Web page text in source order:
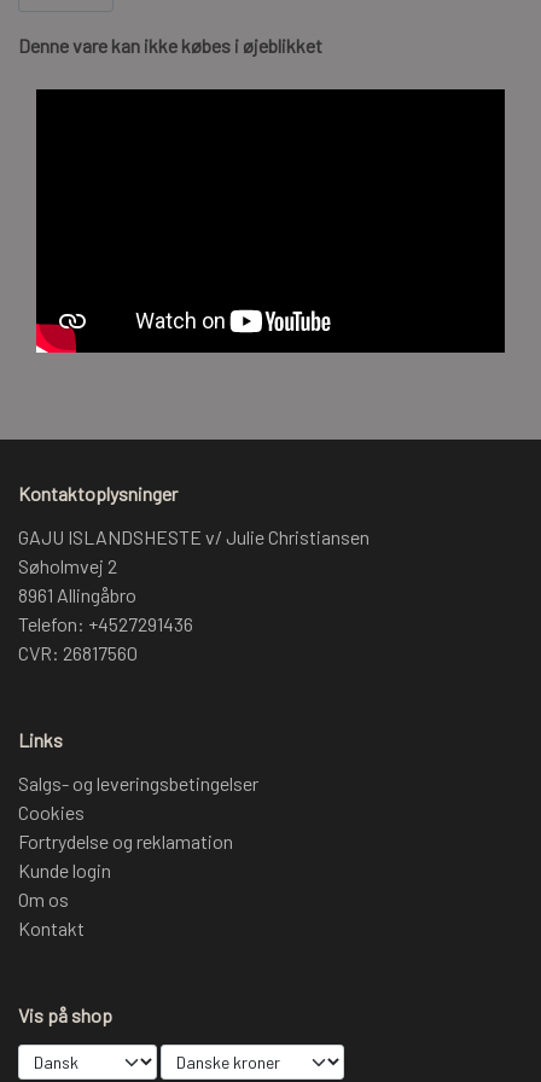
Vilje: Medium+
Denne vare kan ikke købes i øjeblikket
Kontaktoplysninger
GAJU ISLANDSHESTE v/ Julie Christiansen
Søholmvej 2
8961 Allingåbro
Telefon: +4527291436
CVR: 26817560
Links
Salgs- og leveringsbetingelser
Cookies
Fortrydelse og reklamation
Kunde login
Om os
Kontakt
Vis på shop